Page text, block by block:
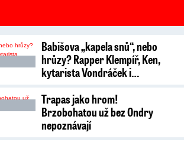
Babišova „kapela snů“, nebo
hrůzy? Rapper Klempíř, Ken,
kytarista Vondráček i…
Trapas jako hrom!
Brzobohatou už bez Ondry
nepoznávají